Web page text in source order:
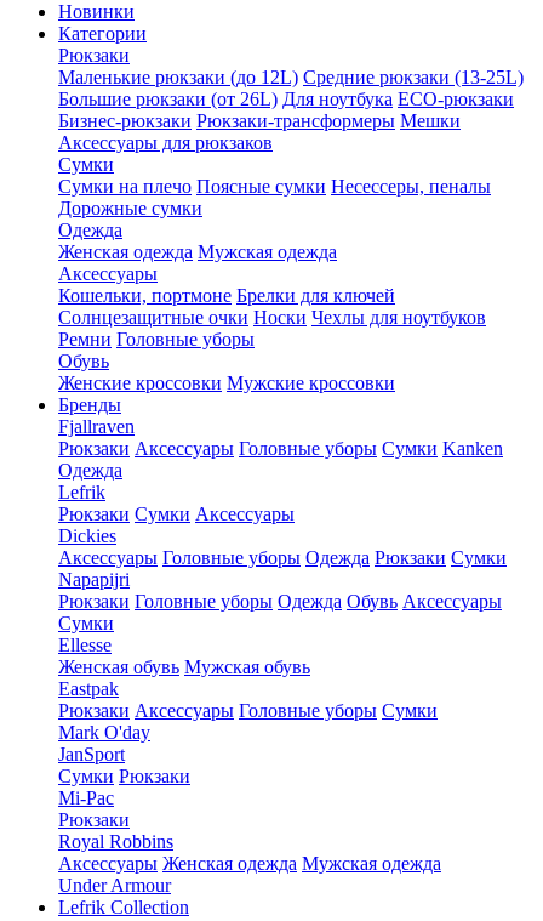
Новинки
Категории
Рюкзаки
Маленькие рюкзаки (до 12L) Средние рюкзаки (13-25L)
Большие рюкзаки (от 26L) Для ноутбука ECO-рюкзаки
Бизнес-рюкзаки Рюкзаки-трансформеры Мешки
Аксессуары для рюкзаков
Сумки
Сумки на плечо Поясные сумки Несессеры, пеналы
Дорожные сумки
Одежда
Женская одежда Мужская одежда
Аксессуары
Кошельки, портмоне Брелки для ключей
Солнцезащитные очки Носки Чехлы для ноутбуков
Ремни Головные уборы
Обувь
Женские кроссовки Мужские кроссовки
Бренды
Fjallraven
Рюкзаки Аксессуары Головные уборы Сумки Kanken
Одежда
Lefrik
Рюкзаки Сумки Аксессуары
Dickies
Аксессуары Головные уборы Одежда Рюкзаки Сумки
Napapijri
Рюкзаки Головные уборы Одежда Обувь Аксессуары
Сумки
Ellesse
Женская обувь Мужская обувь
Eastpak
Рюкзаки Аксессуары Головные уборы Сумки
Mark O'day
JanSport
Сумки Рюкзаки
Mi-Pac
Рюкзаки
Royal Robbins
Аксессуары Женская одежда Мужская одежда
Under Armour
Lefrik Collection